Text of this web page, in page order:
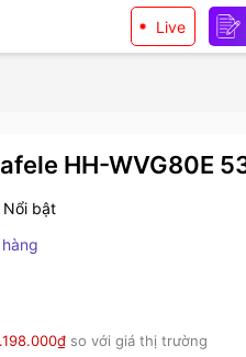
Live
HH-WVG80E
Nổi bật
so với giá thị trường